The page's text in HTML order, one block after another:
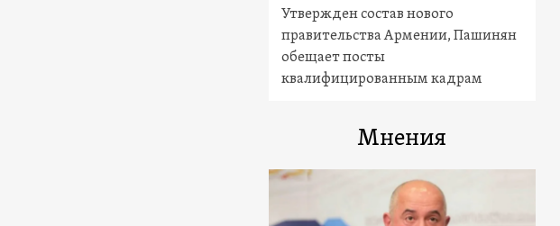
Утвержден состав нового
правительства Армении, Пашинян
обещает посты
квалифицированным кадрам
Мнения